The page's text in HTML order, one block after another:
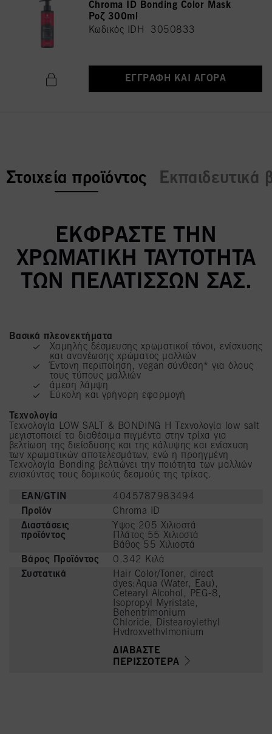
Chroma ID Bonding Color Mask
Ροζ 300ml
Κωδικός IDH 3050833
ΕΓΓΡΑΦΉ ΚΑΙ ΑΓΟΡΆ
current tab:
Στοιχεία προϊόντος Εκπαιδευτικά
ΕΚΦΡΆΣΤΕ ΤΗΝ
ΧΡΩΜΑΤΙΚΗ ΤΑΥΤΌΤΗΤΑ
ΤΩΝ ΠΕΛΑΤΙΣΣΏΝ ΣΑΣ.
Βασικά πλεονεκτήματα
Χαμηλής δέσμευσης χρωματικοί τόνοι, ενίσχυσης
και ανανέωσης χρώματος μαλλιών
Έντονη περιποίηση, vegan σύνθεση* για όλους
τους τύπους μαλλιών
άμεση λάμψη
Eύκολη και γρήγορη εφαρμογή
Τεχνολογία
Τεχνολογία LOW SALT & BONDING Η Τεχνολογία low salt
μεγιστοποιεί τα διαθέσιμα πιγμέντα στην τρίχα για
βελτίωση της διείσδυσης και της κάλυψης και ενίσχυση
των χρωματικών αποτελεσμάτων, ενώ η προηγμένη
Τεχνολογία Bonding βελτιώνει την ποιότητα των μαλλιών
ενισχύντας τους δομικούς δεσμούς της τρίχας.
EAN/GTIN
4045787983494
Προϊόν
Chroma ID
Διαστάσεις
προϊόντος
Ύψος 205 Χιλιοστά
Πλάτος 55 Χιλιοστά
Βάθος 55 Χιλιοστά
Βάρος Προϊόντος
0.342 Κιλά
Συστατικά
Hair Color/Toner, direct
dyes:Aqua (Water, Eau),
Cetearyl Alcohol, PEG-8,
Isopropyl Myristate,
Behentrimonium
Chloride, Distearoylethyl
Hydroxyethylmonium
Phenoxyethanol, Cetyl
Palmitate,
ΔΙΑΒΆΣΤΕ
ΠΕΡΙΣΣΌΤΕΡΑ